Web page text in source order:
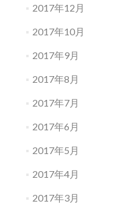
2017年12月
2017年10月
2017年9月
2017年8月
2017年7月
2017年6月
2017年5月
2017年4月
2017年3月